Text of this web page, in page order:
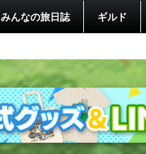
みんなの旅日誌 ギルド